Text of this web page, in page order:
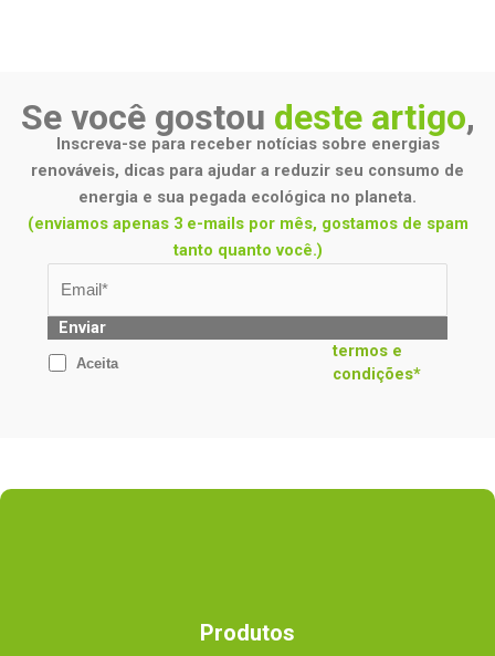
Se você gostou deste artigo,
Inscreva-se para receber notícias sobre energias
renováveis, dicas para ajudar a reduzir seu consumo de
energia e sua pegada ecológica no planeta.
(enviamos apenas 3 e-mails por mês, gostamos de spam
tanto quanto você.)
Enviar
Aceita
termos e
condições*
Produtos